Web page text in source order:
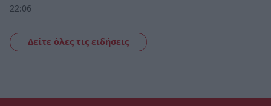
22:06
Δείτε όλες τις ειδήσεις